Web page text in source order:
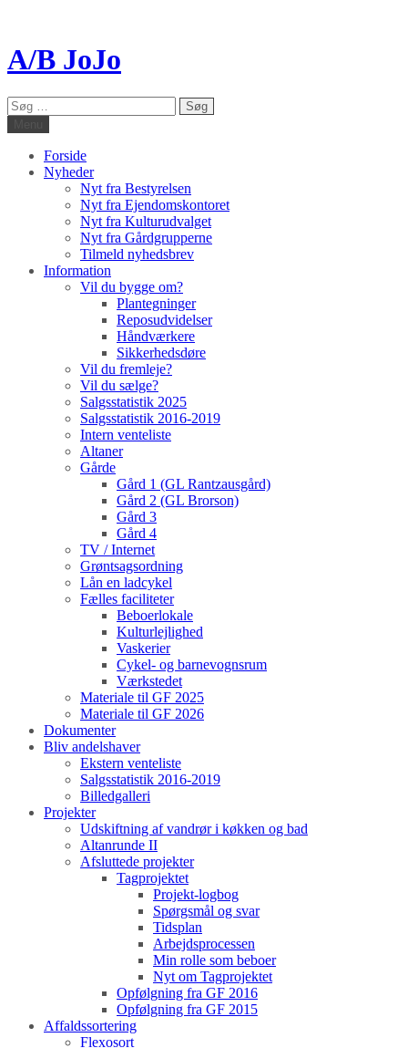
A/B JoJo
Søg
efter:
Forside
Nyheder
Nyt fra Bestyrelsen
Nyt fra Ejendomskontoret
Nyt fra Kulturudvalget
Nyt fra Gårdgrupperne
Tilmeld nyhedsbrev
Information
Vil du bygge om?
Plantegninger
Reposudvidelser
Håndværkere
Sikkerhedsdøre
Vil du fremleje?
Vil du sælge?
Salgsstatistik 2025
Salgsstatistik 2016-2019
Intern venteliste
Altaner
Gårde
Gård 1 (GL Rantzausgård)
Gård 2 (GL Brorson)
Gård 3
Gård 4
TV / Internet
Grøntsagsordning
Lån en ladcykel
Fælles faciliteter
Beboerlokale
Kulturlejlighed
Vaskerier
Cykel- og barnevognsrum
Værkstedet
Materiale til GF 2025
Materiale til GF 2026
Dokumenter
Bliv andelshaver
Ekstern venteliste
Salgsstatistik 2016-2019
Billedgalleri
Projekter
Udskiftning af vandrør i køkken og bad
Altanrunde II
Afsluttede projekter
Tagprojektet
Projekt-logbog
Spørgsmål og svar
Tidsplan
Arbejdsprocessen
Min rolle som beboer
Nyt om Tagprojektet
Opfølgning fra GF 2016
Opfølgning fra GF 2015
Affaldssortering
Flexosort